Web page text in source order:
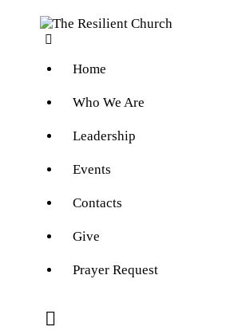
Home
Who We Are
Leadership
Events
Contacts
Give
Prayer Request